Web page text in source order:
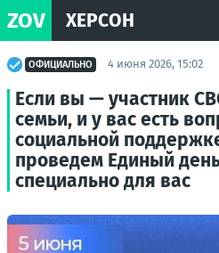
ZOV ХЕРСОН
ОФИЦИАЛЬНО 4 июня 2026, 15:02
Если вы — участник
семьи, и у вас есть
социальной
проведем Единый
специально для вас